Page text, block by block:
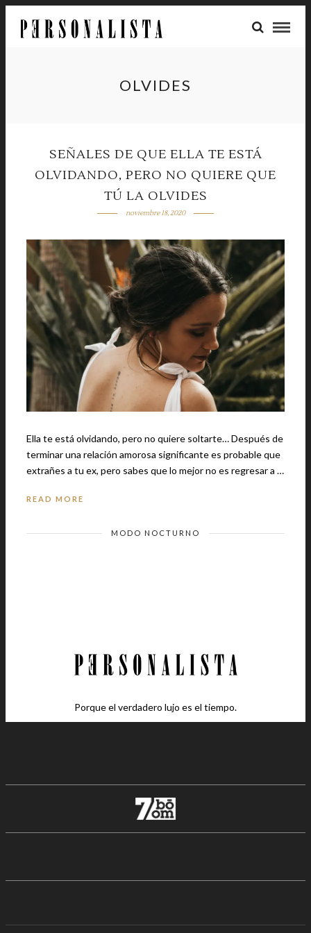
OLVIDES
SEÑALES DE QUE ELLA TE ESTÁ
OLVIDANDO, PERO NO QUIERE QUE
TÚ LA OLVIDES
noviembre 18, 2020
Ella te está olvidando, pero no quiere soltarte… Después de
terminar una relación amorosa significante es probable que
extrañes a tu ex, pero sabes que lo mejor no es regresar a …
READ MORE
MODO NOCTURNO
Porque el verdadero lujo es el tiempo.